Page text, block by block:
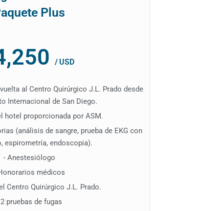
Plus
/ USD
al Centro Quirúrgico J.L. Prado desde
Internacional de San Diego.
hotel proporcionada por ASM.
(análisis de sangre, prueba de EKG con
espirometría, endoscopia).
- Anestesiólogo
médicos
Centro Quirúrgico J.L. Prado.
pruebas de fugas